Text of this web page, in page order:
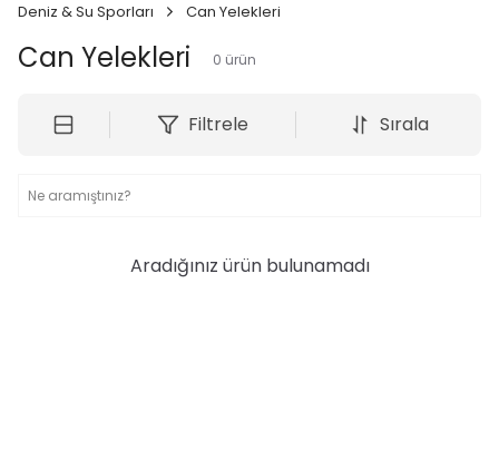
Deniz & Su Sporları Can Yelekleri
Can Yelekleri 0 ürün
Filtrele Sırala
Aradığınız ürün bulunamadı